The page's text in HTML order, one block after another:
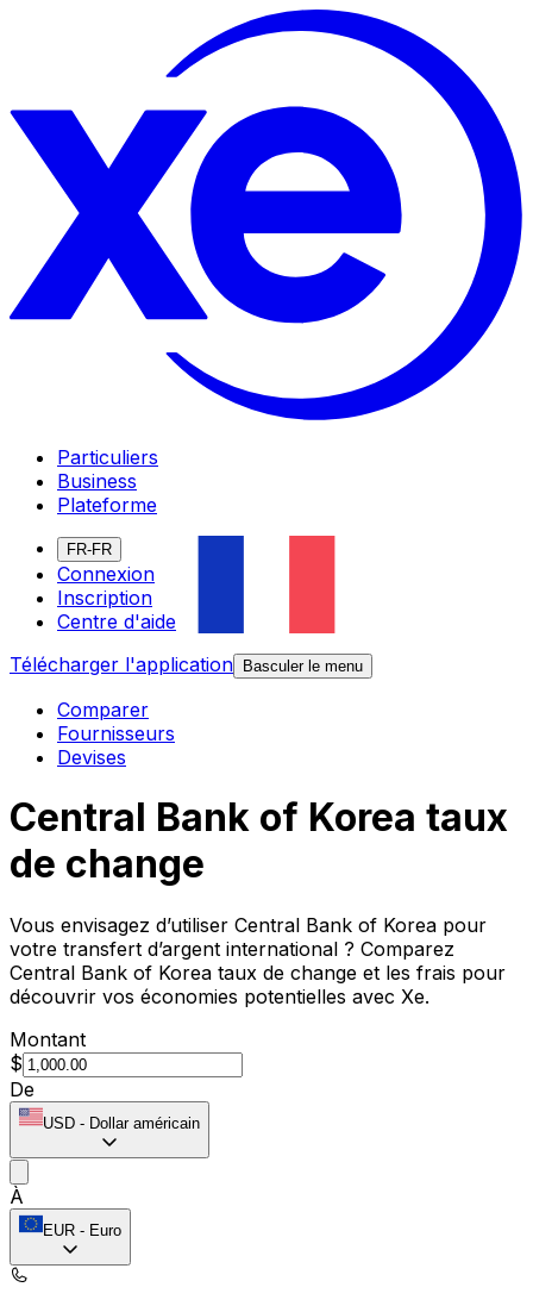
Particuliers
Business
Plateforme
FR-FR
Connexion
Inscription
Centre d'aide
Télécharger l'application
Basculer le menu
Comparer
Fournisseurs
Devises
Central Bank of Korea taux
de change
Vous envisagez d’utiliser Central Bank of Korea pour
votre transfert d’argent international ? Comparez
Central Bank of Korea taux de change et les frais pour
découvrir vos économies potentielles avec Xe.
Montant
$
De
USD - Dollar américain
À
EUR - Euro